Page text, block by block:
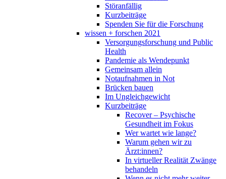
Störanfällig
Kurzbeiträge
Spenden Sie für die Forschung
wissen + forschen 2021
Versorgungsforschung und Public
Health
Pandemie als Wendepunkt
Gemeinsam allein
Notaufnahmen in Not
Brücken bauen
Im Ungleichgewicht
Kurzbeiträge
Recover – Psychische
Gesundheit im Fokus
Wer wartet wie lange?
Warum gehen wir zu
Ärzt:innen?
In virtueller Realität Zwänge
behandeln